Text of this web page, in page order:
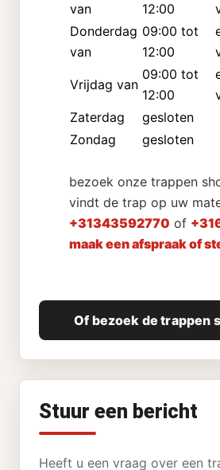
van
12:00
Donderdag
van
09:00 tot
12:00
Vrijdag van
09:00 tot
12:00
Zaterdag
gesloten
Zondag
gesloten
bezoek onze trappen
vindt de trap op uw
+31343592770 of
maak een afspraak of
Of bezoek de trappen
Stuur een bericht
Heeft u een vraag over een